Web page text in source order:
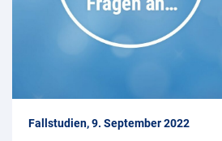
Fallstudien, 9. September 2022